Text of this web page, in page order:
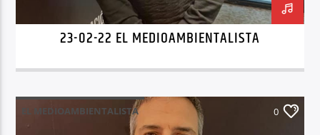
23-02-22 EL MEDIOAMBIENTALISTA
EL MEDIOAMBIENTALISTA 0